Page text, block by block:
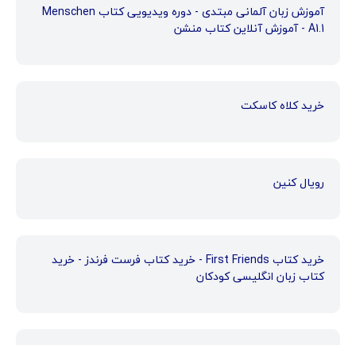
آموزش زبان آلمانی مبتدی - دوره ویدیویی کتاب Menschen
A1.1 - آموزش آنلاین کتاب منشن
خرید کلاه کاسکت
رویال کنین
خرید کتاب First Friends - خرید کتاب فرست فرندز - خرید
کتاب زبان انگلیسی کودکان